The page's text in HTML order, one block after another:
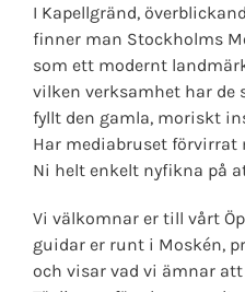
I Kapellgränd,
finner man Stockholms
som ett modernt
vilken verksamhet har de
fyllt den gamla, moriskt
Har mediabruset förvirrat
Ni helt enkelt nyfikna på
Vi välkomnar er till vårt
guidar er runt i Moskén,
och visar vad vi ämnar